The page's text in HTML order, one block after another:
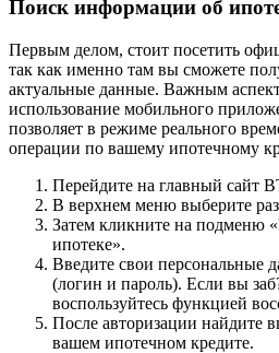
Поиск информации об
Первым делом, стоит посетить
так как именно там вы сможете
актуальные данные. Важным
использование мобильного
позволяет в режиме реального
операции по вашему ипотечному
Перейдите на главный сайт
В верхнем меню выберите
Затем кликните на подменю
ипотеке».
Введите свои персональные
(логин и пароль). Если вы
воспользуйтесь функцией
После авторизации найдите
вашем ипотечном кредите.